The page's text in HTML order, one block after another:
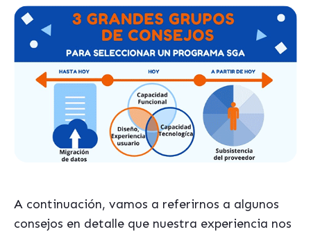
A continuación, vamos a referirnos a algunos
consejos en detalle que nuestra experiencia nos